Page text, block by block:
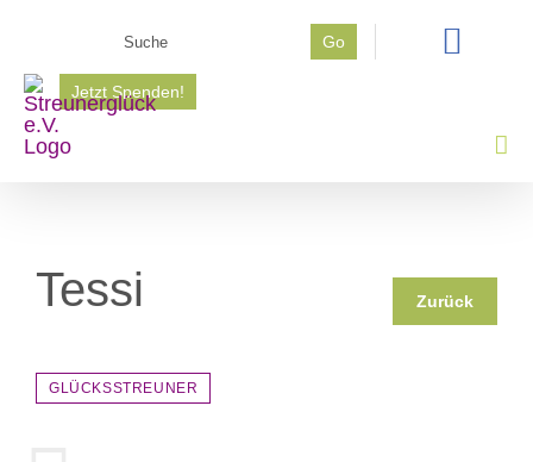
springen
Go
Jetzt Spenden!
Tessi Zurück
GLÜCKSSTREUNER